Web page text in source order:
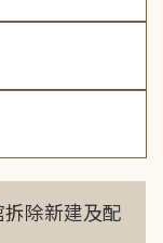
拆除新建及配